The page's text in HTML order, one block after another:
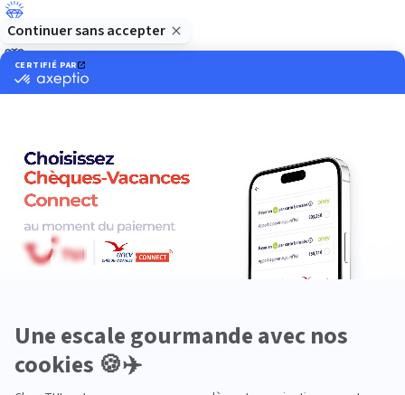
Luxe
Neige
Plongée
Premium